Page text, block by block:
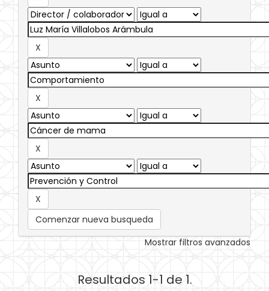
Comenzar nueva busqueda
Mostrar filtros avanzados
Resultados 1-1 de 1.